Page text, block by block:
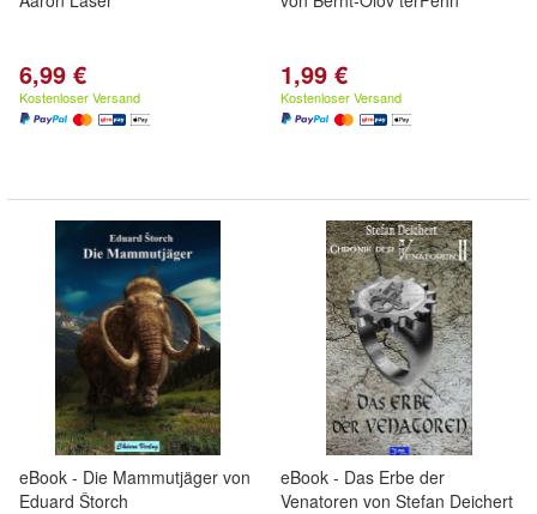
6,99 €
Kostenloser Versand
1,99 €
Kostenloser Versand
eBook - Die Mammutjäger von
Eduard Štorch
eBook - Das Erbe der
Venatoren von Stefan Deichert